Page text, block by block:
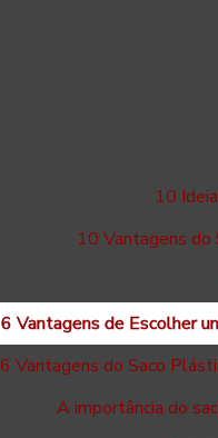
10
10 Vantagens do
6 Vantagens de Escolher
6 Vantagens do Saco
A importância do